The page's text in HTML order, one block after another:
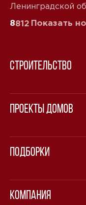
Ленинградской
8812 Показать
Строительство
Проекты домов
Подборки
Компания